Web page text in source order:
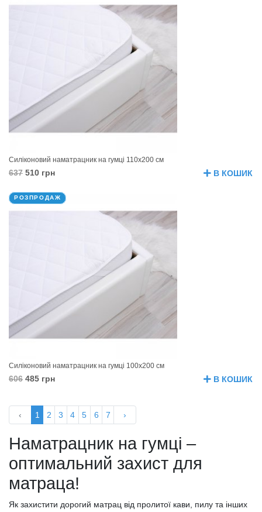
Силіконовий наматрацник на гумці 110х200 см
637 510 грн В КОШИК
РОЗПРОДАЖ
Силіконовий наматрацник на гумці 100х200 см
606 485 грн В КОШИК
‹ 1 2 3 4 5 6 7 ›
Наматрацник на гумці –
оптимальний захист для
матраца!
Як захистити дорогий матрац від пролитої кави, пилу та інших